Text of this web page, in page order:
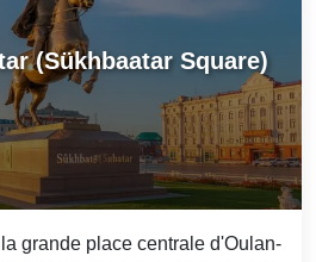
(Sükhbaatar Square)
grande place centrale d'Oulan-